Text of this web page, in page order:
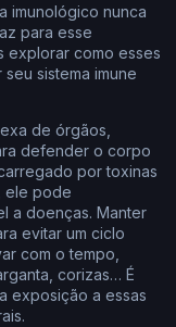
imunológico nunca
para esse
explorar como esses
sistema imune
de órgãos,
defender o corpo
por toxinas
ele pode
a doenças. Manter
evitar um ciclo
com o tempo,
corizas… É
exposição a essas